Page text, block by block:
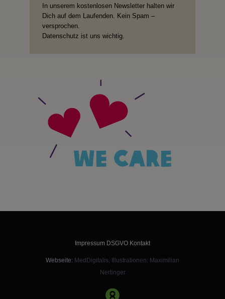
In unserem kostenlosen Newsletter halten wir
Dich auf dem Laufenden. Kein Spam –
versprochen.
Datenschutz ist uns wichtig.
Impressum DSGVO Kontakt
Webseite: MedDigitalis, Illustrationen: Maximilian
Nertinger